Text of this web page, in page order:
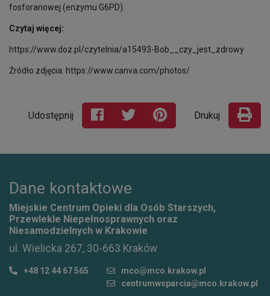
fosforanowej (enzymu G6PD).
Czytaj więcej:
https://www.doz.pl/czytelnia/a15493-Bob__czy_jest_zdrowy
Źródło zdjęcia: https://www.canva.com/photos/
Udostępnij Drukuj
Dane kontaktowe
Miejskie Centrum Opieki dla Osób Starszych,
Przewlekle Niepełnosprawnych oraz
Niesamodzielnych w Krakowie
ul. Wielicka 267, 30-663 Kraków
+48 12 44 67 565
mco@mco.krakow.pl
centrumwsparcia@mco.krakow.pl